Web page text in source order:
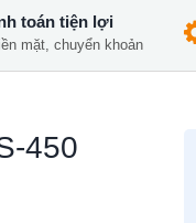
toán tiện lợi
mặt, chuyển khoản
450